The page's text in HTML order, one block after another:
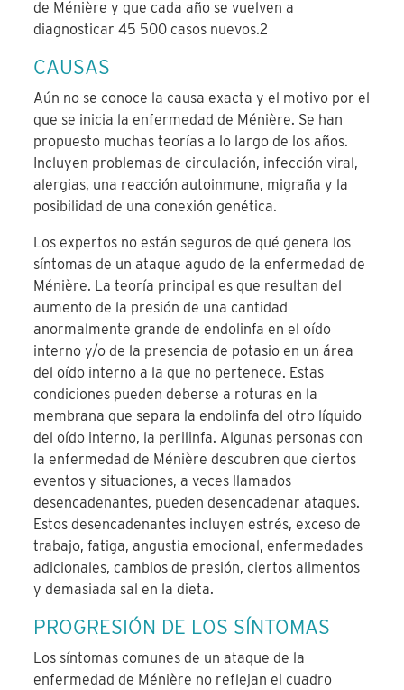
de Ménière y que cada año se vuelven a
diagnosticar 45 500 casos nuevos.2
CAUSAS
Aún no se conoce la causa exacta y el motivo por el
que se inicia la enfermedad de Ménière. Se han
propuesto muchas teorías a lo largo de los años.
Incluyen problemas de circulación, infección viral,
alergias, una reacción autoinmune, migraña y la
posibilidad de una conexión genética.
Los expertos no están seguros de qué genera los
síntomas de un ataque agudo de la enfermedad de
Ménière. La teoría principal es que resultan del
aumento de la presión de una cantidad
anormalmente grande de endolinfa en el oído
interno y/o de la presencia de potasio en un área
del oído interno a la que no pertenece. Estas
condiciones pueden deberse a roturas en la
membrana que separa la endolinfa del otro líquido
del oído interno, la perilinfa. Algunas personas con
la enfermedad de Ménière descubren que ciertos
eventos y situaciones, a veces llamados
desencadenantes, pueden desencadenar ataques.
Estos desencadenantes incluyen estrés, exceso de
trabajo, fatiga, angustia emocional, enfermedades
adicionales, cambios de presión, ciertos alimentos
y demasiada sal en la dieta.
PROGRESIÓN DE LOS SÍNTOMAS
Los síntomas comunes de un ataque de la
enfermedad de Ménière no reflejan el cuadro